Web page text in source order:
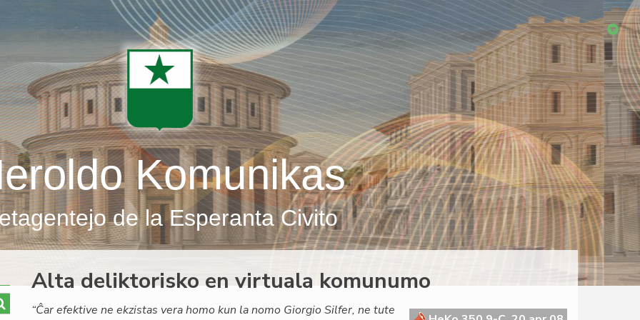
Komunikas
de la Esperanta Civito
Alta deliktorisko en virtuala komunumo
“Ĉar efektive ne ekzistas vera homo kun la nomo Giorgio Silfer, ne tute